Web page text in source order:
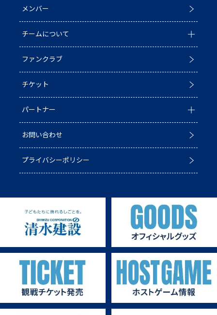
イベント
お知らせ
試合情報
普及活動
ACADEMY
ホストゲームについて
D1/D2入替戦
ホストゲーム最終
第6戦ホストゲーム
青鮫祭り2026
第4戦ホストゲーム
第3戦ホストゲーム
第1戦ホストゲーム
メンバー
チームについて
チーム情報
チームの歴史
ホストのご案内
ファンクラブ
チケット
パートナー
パートナー一覧
パートナー募集
お問い合わせ
プライバシーポリシー